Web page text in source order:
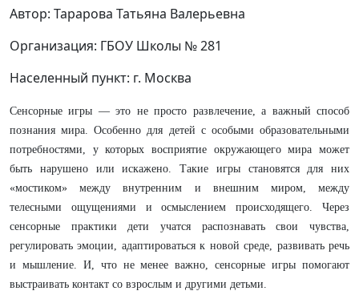
Автор: Тарарова Татьяна Валерьевна
Организация: ГБОУ Школы № 281
Населенный пункт: г. Москва
Сенсорные игры — это не просто развлечение, а важный способ
познания мира. Особенно для детей с особыми образовательными
потребностями, у которых восприятие окружающего мира может
быть нарушено или искажено. Такие игры становятся для них
«мостиком» между внутренним и внешним миром, между
телесными ощущениями и осмыслением происходящего. Через
сенсорные практики дети учатся распознавать свои чувства,
регулировать эмоции, адаптироваться к новой среде, развивать речь
и мышление. И, что не менее важно, сенсорные игры помогают
выстраивать контакт со взрослым и другими детьми.